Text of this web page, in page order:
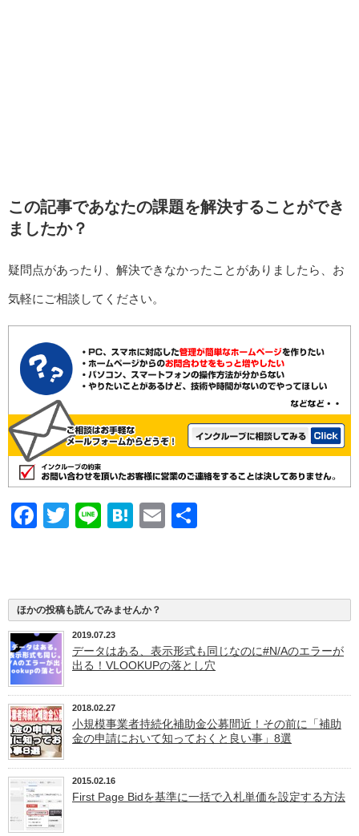
この記事であなたの課題を解決することができ
ましたか？
疑問点があったり、解決できなかったことがありましたら、お
気軽にご相談してください。
Facebook
Twitter
LineHatena
Email
ほかの投稿も読んでみませんか？
2019.07.23
データはある、表示形式も同じなのに#N/Aのエラーが
出る！VLOOKUPの落とし穴
2018.02.27
小規模事業者持続化補助金公募間近！その前に「補助
金の申請において知っておくと良い事」8選
2015.02.16
First Page Bidを基準に一括で入札単価を設定する方法